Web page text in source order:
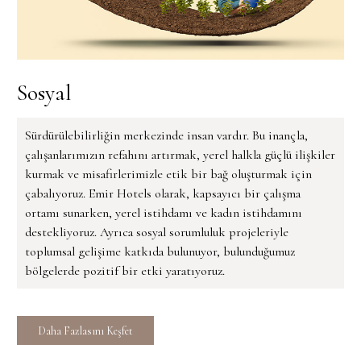
Sosyal
Sürdürülebilirliğin merkezinde insan vardır. Bu inançla,
çalışanlarımızın refahını artırmak, yerel halkla güçlü ilişkiler
kurmak ve misafirlerimizle etik bir bağ oluşturmak için
çabalıyoruz. Emir Hotels olarak, kapsayıcı bir çalışma
ortamı sunarken, yerel istihdamı ve kadın istihdamını
destekliyoruz. Ayrıca sosyal sorumluluk projeleriyle
toplumsal gelişime katkıda bulunuyor, bulunduğumuz
bölgelerde pozitif bir etki yaratıyoruz.
Daha Fazlasını Keşfet